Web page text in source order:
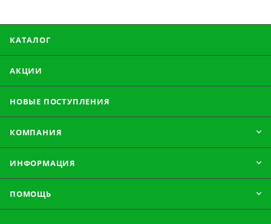
КАТАЛОГ
АКЦИИ
НОВЫЕ ПОСТУПЛЕНИЯ
КОМПАНИЯ
ИНФОРМАЦИЯ
ПОМОЩЬ